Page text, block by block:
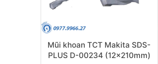
Mũi khoan TCT Makita SDS-
PLUS D-00234 (12x210mm)